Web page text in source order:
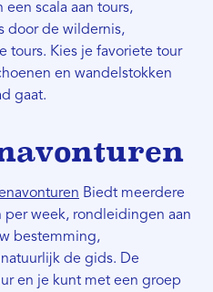
scala aan tours,
door de wildernis,
tours. Kies je favoriete tour
en wandelstokken
gaat.
Biedt meerdere
per week, rondleidingen aan
bestemming,
de gids. De
en je kunt met een groep